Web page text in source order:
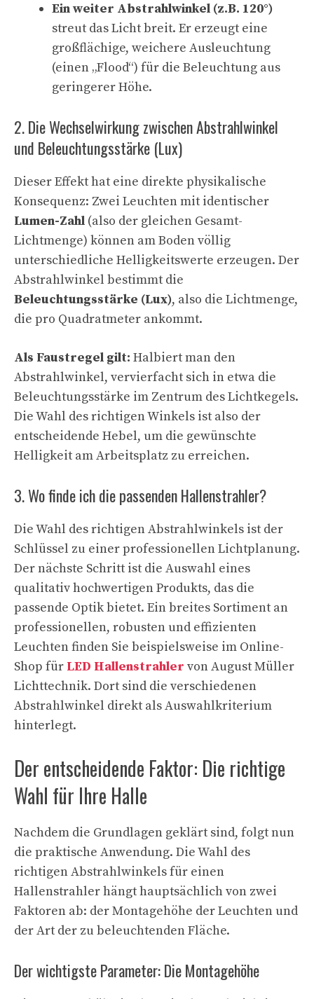
Ein weiter Abstrahlwinkel (z.B. 120°)
streut das Licht breit. Er erzeugt eine
großflächige, weichere Ausleuchtung
(einen „Flood“) für die Beleuchtung aus
geringerer Höhe.
2. Die Wechselwirkung zwischen Abstrahlwinkel
und Beleuchtungsstärke (Lux)
Dieser Effekt hat eine direkte physikalische
Konsequenz: Zwei Leuchten mit identischer
Lumen-Zahl (also der gleichen Gesamt-
Lichtmenge) können am Boden völlig
unterschiedliche Helligkeitswerte erzeugen. Der
Abstrahlwinkel bestimmt die
Beleuchtungsstärke (Lux), also die Lichtmenge,
die pro Quadratmeter ankommt.
Als Faustregel gilt: Halbiert man den
Abstrahlwinkel, vervierfacht sich in etwa die
Beleuchtungsstärke im Zentrum des Lichtkegels.
Die Wahl des richtigen Winkels ist also der
entscheidende Hebel, um die gewünschte
Helligkeit am Arbeitsplatz zu erreichen.
3. Wo finde ich die passenden Hallenstrahler?
Die Wahl des richtigen Abstrahlwinkels ist der
Schlüssel zu einer professionellen Lichtplanung.
Der nächste Schritt ist die Auswahl eines
qualitativ hochwertigen Produkts, das die
passende Optik bietet. Ein breites Sortiment an
professionellen, robusten und effizienten
Leuchten finden Sie beispielsweise im Online-
Shop für LED Hallenstrahler von August Müller
Lichttechnik. Dort sind die verschiedenen
Abstrahlwinkel direkt als Auswahlkriterium
hinterlegt.
Der entscheidende Faktor: Die richtige
Wahl für Ihre Halle
Nachdem die Grundlagen geklärt sind, folgt nun
die praktische Anwendung. Die Wahl des
richtigen Abstrahlwinkels für einen
Hallenstrahler hängt hauptsächlich von zwei
Faktoren ab: der Montagehöhe der Leuchten und
der Art der zu beleuchtenden Fläche.
Der wichtigste Parameter: Die Montagehöhe